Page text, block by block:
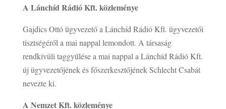
A Lánchíd Rádió Kft. közleménye
Gajdics Ottó ügyvezető a Lánchíd Rádió Kft. ügyvezetői
tisztségéről a mai nappal lemondott. A társaság
rendkívüli taggyűlése a mai nappal a Lánchíd Rádió Kft.
új ügyvezetőjének és főszerkesztőjének Schlecht Csabát
nevezte ki.
A Nemzet Kft. közleménye